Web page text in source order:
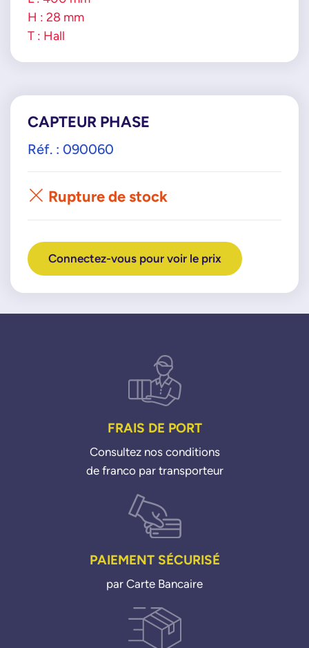
H : 28 mm
T : Hall
CAPTEUR PHASE
Réf. : 090060
Rupture de stock
Connectez-vous pour voir le prix
FRAIS DE PORT
Consultez nos conditions
de franco par transporteur
PAIEMENT SÉCURISÉ
par Carte Bancaire